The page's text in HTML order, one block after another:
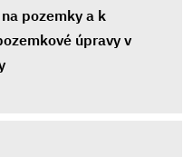
pozemky a k
úpravy v